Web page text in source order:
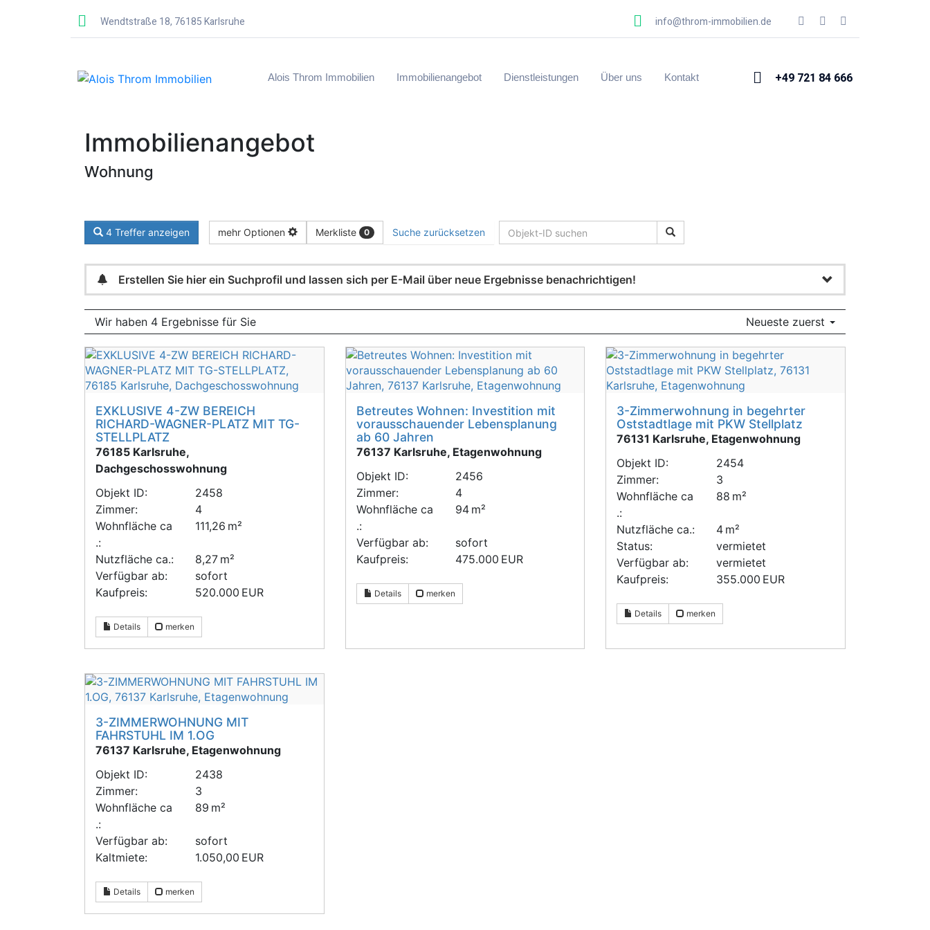
Wendtstraße 18, 76185 Karlsruhe info@throm-immobilien.de
Alois Throm Immobilien Immobilienangebot Dienstleistungen Über uns Kontakt +49 721 84 666
Immobilien­angebot
Wohnung
4 Treffer anzeigen mehr Optionen Merkliste 0 Suche zurücksetzen
Erstellen Sie hier ein Suchprofil und lassen sich per E-Mail über neue Ergebnisse benachrichtigen!
Wir haben 4 Ergebnisse für Sie Neueste zuerst
EXKLUSIVE 4-ZW BEREICH
RICHARD-WAGNER-PLATZ MIT TG-
STELLPLATZ
76185 Karlsruhe,
Dachgeschosswohnung
Objekt ID:
2458
Zimmer:
4
Wohnfläche ca
.:
111,26 m²
Nutzfläche ca.:
8,27 m²
Verfügbar ab:
sofort
Kaufpreis:
520.000 EUR
Details merken
Betreutes Wohnen: Investition mit
vorausschauender Lebensplanung
ab 60 Jahren
76137 Karlsruhe, Etagenwohnung
Objekt ID:
2456
Zimmer:
4
Wohnfläche ca
.:
94 m²
Verfügbar ab:
sofort
Kaufpreis:
475.000 EUR
Details merken
3-Zimmerwohnung in begehrter
Oststadtlage mit PKW Stellplatz
76131 Karlsruhe, Etagenwohnung
Objekt ID:
2454
Zimmer:
3
Wohnfläche ca
.:
88 m²
Nutzfläche ca.:
4 m²
Status:
vermietet
Verfügbar ab:
vermietet
Kaufpreis:
355.000 EUR
Details merken
3-ZIMMERWOHNUNG MIT
FAHRSTUHL IM 1.OG
76137 Karlsruhe, Etagenwohnung
Objekt ID:
2438
Zimmer:
3
Wohnfläche ca
.:
89 m²
Verfügbar ab:
sofort
Kaltmiete:
1.050,00 EUR
Details merken